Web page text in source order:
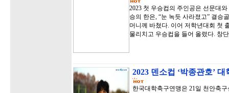
2023 첫 우승컵의 주인공은 선문대
승의 한은, “눈 녹듯 사라졌고” 결승
머니께 바쳤다. 이어 저학년대회 첫
물리치고 우승컵을 들어 올렸다. 창
2023 덴소컵 ‘박종관호’
한국대학축구연맹은 21일 천안축